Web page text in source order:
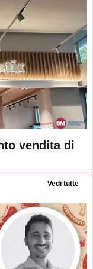
vendita di
Vedi tutte